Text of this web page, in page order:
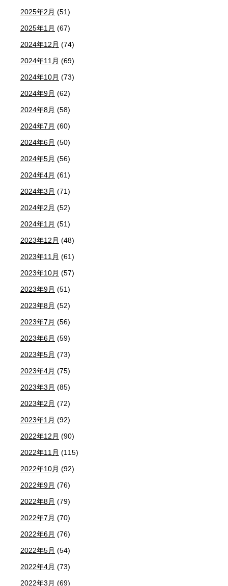
2025年2月 (51)
2025年1月 (67)
2024年12月 (74)
2024年11月 (69)
2024年10月 (73)
2024年9月 (62)
2024年8月 (58)
2024年7月 (60)
2024年6月 (50)
2024年5月 (56)
2024年4月 (61)
2024年3月 (71)
2024年2月 (52)
2024年1月 (51)
2023年12月 (48)
2023年11月 (61)
2023年10月 (57)
2023年9月 (51)
2023年8月 (52)
2023年7月 (56)
2023年6月 (59)
2023年5月 (73)
2023年4月 (75)
2023年3月 (85)
2023年2月 (72)
2023年1月 (92)
2022年12月 (90)
2022年11月 (115)
2022年10月 (92)
2022年9月 (76)
2022年8月 (79)
2022年7月 (70)
2022年6月 (76)
2022年5月 (54)
2022年4月 (73)
2022年3月 (69)